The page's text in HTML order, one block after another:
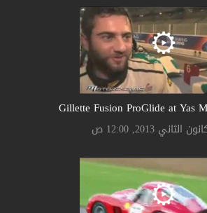
Gillette Fusion ProGlide at Yas